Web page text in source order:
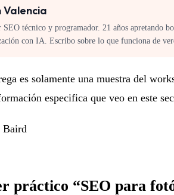
SEO técnico y programador. 21 años apretando
con IA. Escribo sobre lo que funciona de
es solamente una muestra del
especifica que veo en este
Baird
práctico “SEO para